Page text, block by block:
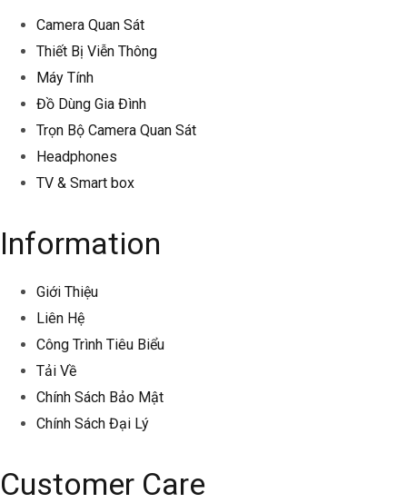
Camera Quan Sát
Thiết Bị Viễn Thông
Máy Tính
Đồ Dùng Gia Đình
Trọn Bộ Camera Quan Sát
Headphones
TV & Smart box
Information
Giới Thiệu
Liên Hệ
Công Trình Tiêu Biểu
Tải Về
Chính Sách Bảo Mật
Chính Sách Đại Lý
Customer Care